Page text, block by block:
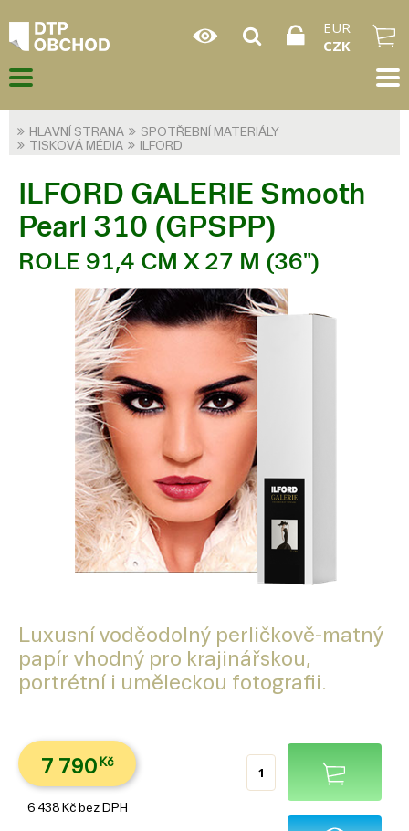
EUR
CZK
HLAVNÍ STRANA
SPOTŘEBNÍ MATERIÁLY
TISKOVÁ MÉDIA
ILFORD
ILFORD GALERIE Smooth
Pearl 310 (GPSPP)
ROLE 91,4 CM X 27 M (36")
Luxusní voděodolný perličkově-matný
papír vhodný pro krajinářskou,
portrétní i uměleckou fotografii.
7 790 Kč
6 438 Kč bez DPH